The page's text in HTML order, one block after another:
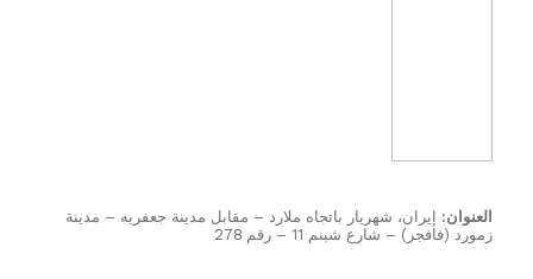
إيران، شهريار باتجاه ملارد – مقابل مدينة جعفريه – مدينة
(فافجر) – شارع شبنم 11 – رقم 278